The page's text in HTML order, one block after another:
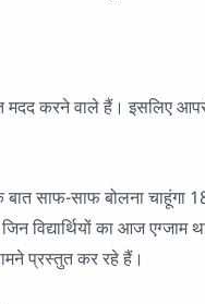
करने वाले हैं। इसलिए
साफ-साफ बोलना
विद्यार्थियों का आज
प्रस्तुत कर रहे हैं।